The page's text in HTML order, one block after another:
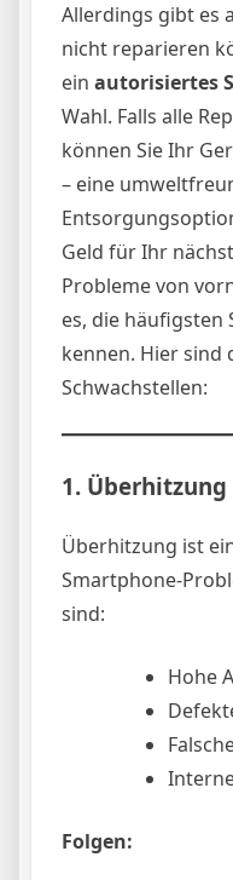
Allerdings gibt es
nicht reparieren
ein autorisiertes
Wahl. Falls alle
können Sie Ihr
– eine
Geld für Ihr
Probleme von
es, die häufigsten
kennen. Hier sind
Schwachstellen:
1. Überhitzung
Überhitzung ist
Smartphone-
sind:
Hohe
Folgen: